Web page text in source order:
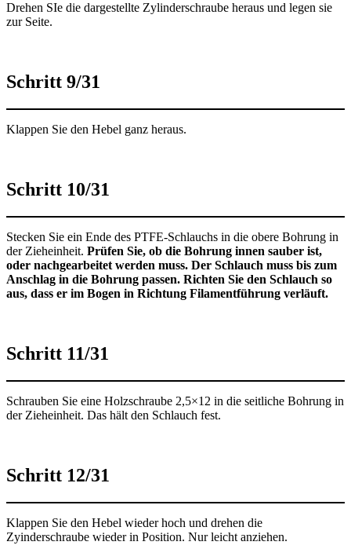
Drehen SIe die dargestellte Zylinderschraube heraus und legen sie
zur Seite.
Schritt 9/31
Klappen Sie den Hebel ganz heraus.
Schritt 10/31
Stecken Sie ein Ende des PTFE-Schlauchs in die obere Bohrung in
der Zieheinheit. Prüfen Sie, ob die Bohrung innen sauber ist,
oder nachgearbeitet werden muss. Der Schlauch muss bis zum
Anschlag in die Bohrung passen. Richten Sie den Schlauch so
aus, dass er im Bogen in Richtung Filamentführung verläuft.
Schritt 11/31
Schrauben Sie eine Holzschraube 2,5×12 in die seitliche Bohrung in
der Zieheinheit. Das hält den Schlauch fest.
Schritt 12/31
Klappen Sie den Hebel wieder hoch und drehen die
Zyinderschraube wieder in Position. Nur leicht anziehen.